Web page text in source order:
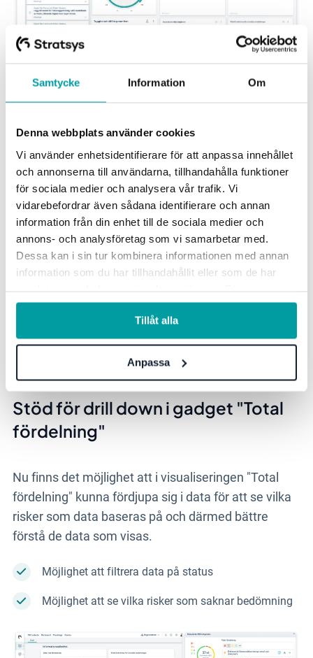
Samtycke Information Om
Denna webbplats använder cookies
Vi använder enhetsidentifierare för att anpassa innehållet
och annonserna till användarna, tillhandahålla funktioner
för sociala medier och analysera vår trafik. Vi
vidarebefordrar även sådana identifierare och annan
information från din enhet till de sociala medier och
annons- och analysföretag som vi samarbetar med.
Dessa kan i sin tur kombinera informationen med annan
information som du har tillhandahållit eller som de har
information, se vårintegritetspolicy.
Tillåt alla
Anpassa
Visualisera en översiktlig bild från samtliga
Möjlighet att visualisera data för fler användare
Omfattar visualiseringar baserade på dataset:
topprisker, fördelningsjämförelse, total fördelning
och målstatus.
Tidigare behövde du kontakta din kundansvarige för
administrationen. Läs mer i vår manual om hur du
Stöd för drill down i gadget "Total
fördelning"
Nu finns det möjlighet att i visualiseringen "Total
fördelning" kunna fördjupa sig i data för att se vilka
risker som data baseras på och därmed bättre
förstå de data som visas.
Möjlighet att filtrera data på status
Möjlighet att se vilka risker som saknar bedömning